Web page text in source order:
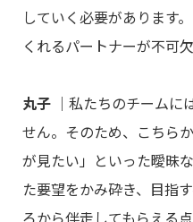
していく必要があります
くれるパートナーが不可
丸子 ｜私たちのチーム
せん。そのため、こちら
が見たい」といった曖昧
た要望をかみ砕き、目指
ろから伴走してもらえる